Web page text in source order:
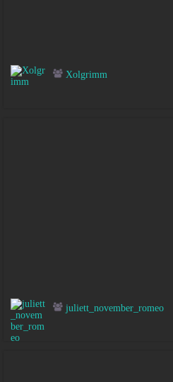
Xolgrimm
juliett_november_romeo